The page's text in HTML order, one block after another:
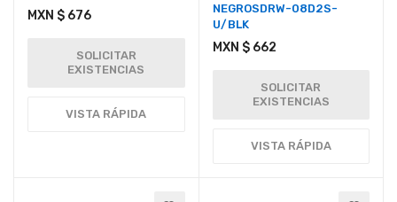
MXN $ 676
SOLICITAR
EXISTENCIAS
VISTA RÁPIDA
NEGROSDRW-08D2S-
U/BLK
MXN $ 662
SOLICITAR
EXISTENCIAS
VISTA RÁPIDA